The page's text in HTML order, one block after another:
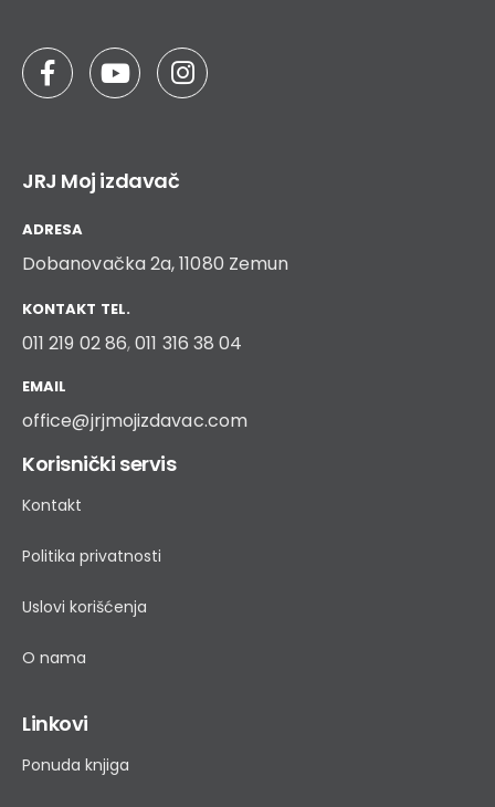
JRJ Moj izdavač
ADRESA
Dobanovačka 2a, 11080 Zemun
KONTAKT TEL.
011 219 02 86,011 316 38 04
EMAIL
office@jrjmojizdavac.com
Korisnički servis
Kontakt
Politika privatnosti
Uslovi korišćenja
O nama
Linkovi
Ponuda knjiga